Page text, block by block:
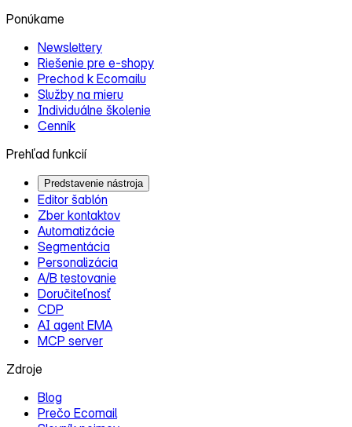
Ponúkame
Newslettery
Riešenie pre e‑shopy
Prechod k Ecomailu
Služby na mieru
Individuálne školenie
Cenník
Prehľad funkcií
Predstavenie nástroja
Editor šablón
Zber kontaktov
Automatizácie
Segmentácia
Personalizácia
A/B testovanie
Doručiteľnosť
CDP
AI agent EMA
MCP server
Zdroje
Blog
Prečo Ecomail